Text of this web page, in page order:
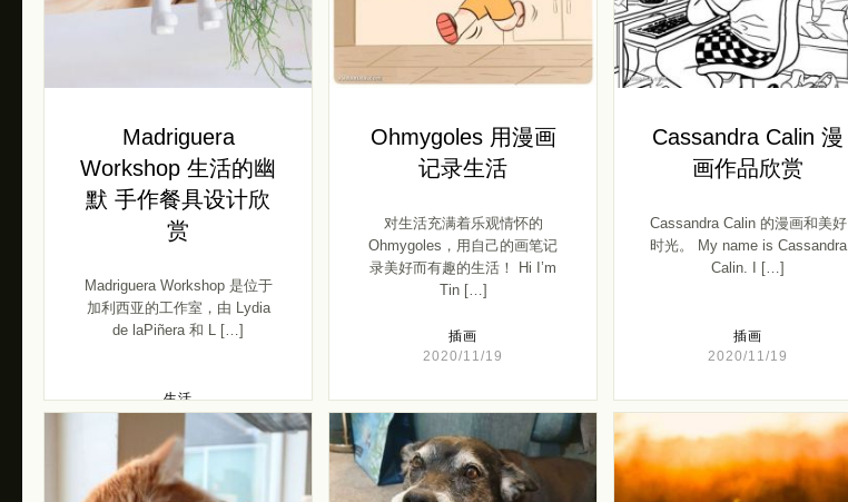
Madriguera
Workshop 生活的幽
默 手作餐具设计欣
赏
Madriguera Workshop 是位于
加利西亚的工作室，由 Lydia
de laPiñera 和 L […]
生活
Ohmygoles 用漫画
记录生活
对生活充满着乐观情怀的
Ohmygoles，用自己的画笔记
录美好而有趣的生活！ Hi I’m
Tin […]
插画
2020/11/19
Cassandra Calin 漫
画作品欣赏
Cassandra Calin 的漫画和美好
时光。 My name is Cassandra
Calin. I […]
插画
2020/11/19